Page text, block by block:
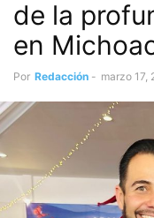
de la
en
Por Redacción - marzo 17,